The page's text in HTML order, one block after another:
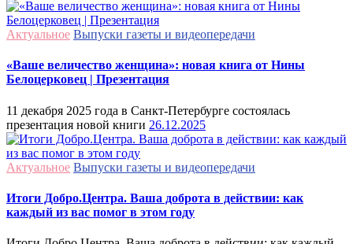
Актуальное Выпуски газеты и видеопередачи
«Ваше величество женщина»: новая книга от Нины
Белоцерковец | Презентация
11 декабря 2025 года в Санкт-Петербурге состоялась
презентация новой книги 26.12.2025
Актуальное Выпуски газеты и видеопередачи
Итоги Добро.Центра. Ваша доброта в действии: как
каждый из вас помог в этом году